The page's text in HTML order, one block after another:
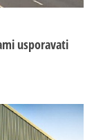
usporavati